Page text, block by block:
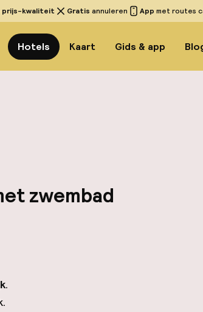
prijs-kwaliteit Gratis annuleren App met routes
Hotels Kaart Gids & app
zwembad
.